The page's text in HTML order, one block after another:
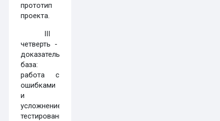
прототип
проекта.
III
четверть -
доказательная
база:
работа с
ошибками
и
усложнение;
тестирование/